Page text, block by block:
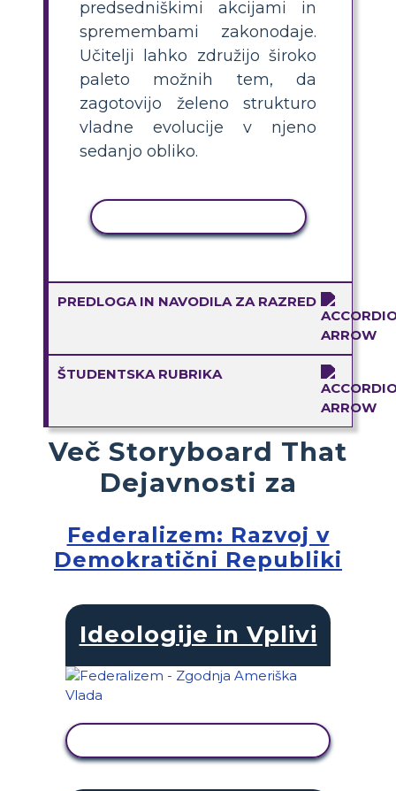
predsedniškimi akcijami in
spremembami zakonodaje.
Učitelji lahko združijo široko
paleto možnih tem, da
zagotovijo želeno strukturo
vladne evolucije v njeno
sedanjo obliko.
PREDLOGA IN NAVODILA ZA RAZRED
ŠTUDENTSKA RUBRIKA
Več Storyboard That
Dejavnosti za
Federalizem: Razvoj v
Demokratični Republiki
Ideologije in Vplivi